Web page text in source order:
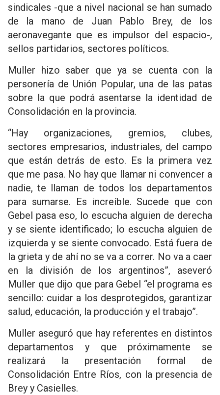
sindicales -que a nivel nacional se han sumado
de la mano de Juan Pablo Brey, de los
aeronavegante que es impulsor del espacio-,
sellos partidarios, sectores políticos.
Muller hizo saber que ya se cuenta con la
personería de Unión Popular, una de las patas
sobre la que podrá asentarse la identidad de
Consolidación en la provincia.
“Hay organizaciones, gremios, clubes,
sectores empresarios, industriales, del campo
que están detrás de esto. Es la primera vez
que me pasa. No hay que llamar ni convencer a
nadie, te llaman de todos los departamentos
para sumarse. Es increíble. Sucede que con
Gebel pasa eso, lo escucha alguien de derecha
y se siente identificado; lo escucha alguien de
izquierda y se siente convocado. Está fuera de
la grieta y de ahí no se va a correr. No va a caer
en la división de los argentinos”, aseveró
Muller que dijo que para Gebel “el programa es
sencillo: cuidar a los desprotegidos, garantizar
salud, educación, la producción y el trabajo”.
Muller aseguró que hay referentes en distintos
departamentos y que próximamente se
realizará la presentación formal de
Consolidación Entre Ríos, con la presencia de
Brey y Casielles.